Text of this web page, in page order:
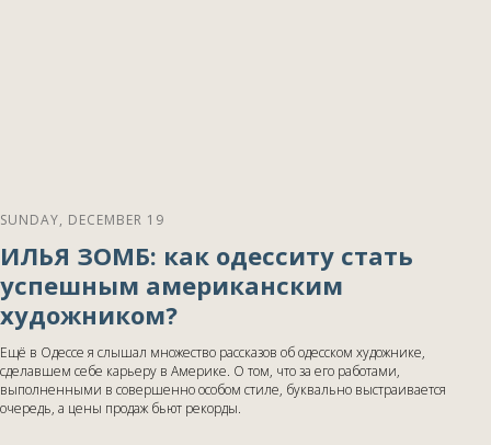
SUNDAY, DECEMBER 19
ИЛЬЯ ЗОМБ: как одесситу стать
успешным американским
художником?
Ещё в Одессе я слышал множество рассказов об одесском художнике,
сделавшем себе карьеру в Америке. О том, что за его работами,
выполненными в совершенно особом стиле, буквально выстраивается
очередь, а цены продаж бьют рекорды.